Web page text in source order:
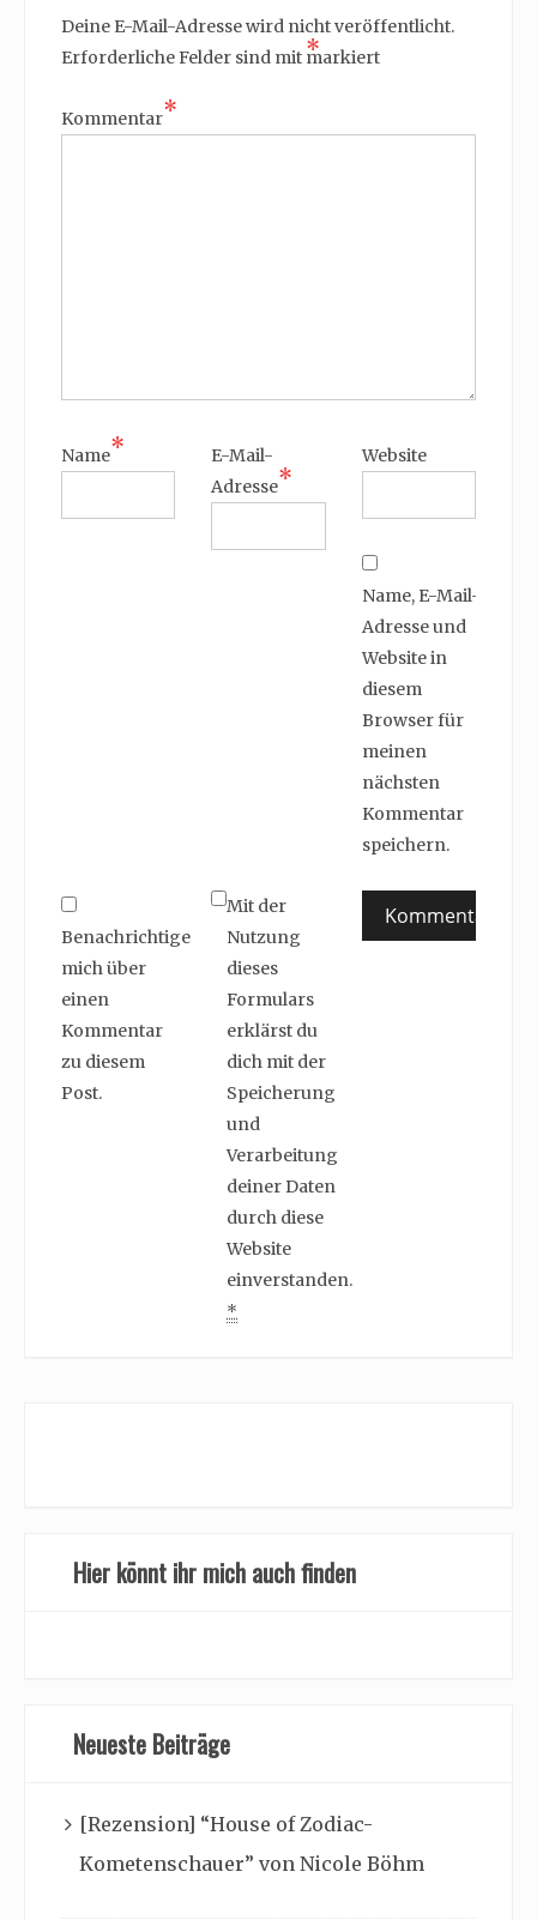
Deine E-Mail-Adresse wird nicht veröffentlicht.
Erforderliche Felder sind mit *
markiert
Kommentar*
Name*
E-Mail-
Adresse*
Website
Name, E-Mail-
Adresse und
Website in
diesem
Browser für
meinen
nächsten
Kommentar
speichern.
Benachrichtige
mich über
einen
Kommentar
zu diesem
Post.
Mit der
Nutzung
dieses
Formulars
erklärst du
dich mit der
Speicherung
und
Verarbeitung
deiner Daten
durch diese
Website
einverstanden.
*
Hier könnt ihr mich auch finden
Neueste Beiträge
[Rezension] “House of Zodiac-
Kometenschauer” von Nicole Böhm